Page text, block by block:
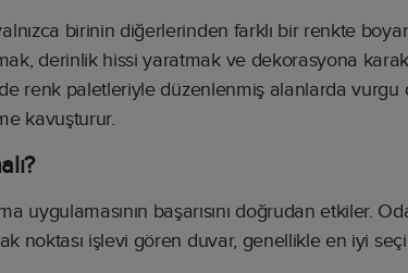
birinin diğerlerinden farklı bir renkte
derinlik hissi yaratmak ve dekorasyona
renk paletleriyle düzenlenmiş alanlarda vurgu
kavuşturur.
uygulamasının başarısını doğrudan etkiler.
noktası işlevi gören duvar, genellikle en iyi